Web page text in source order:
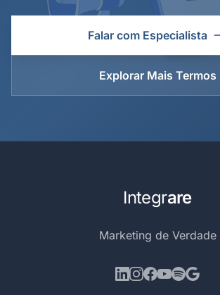
Falar com Especialista
Explorar Mais Termos
Integrare
Marketing de Verdade